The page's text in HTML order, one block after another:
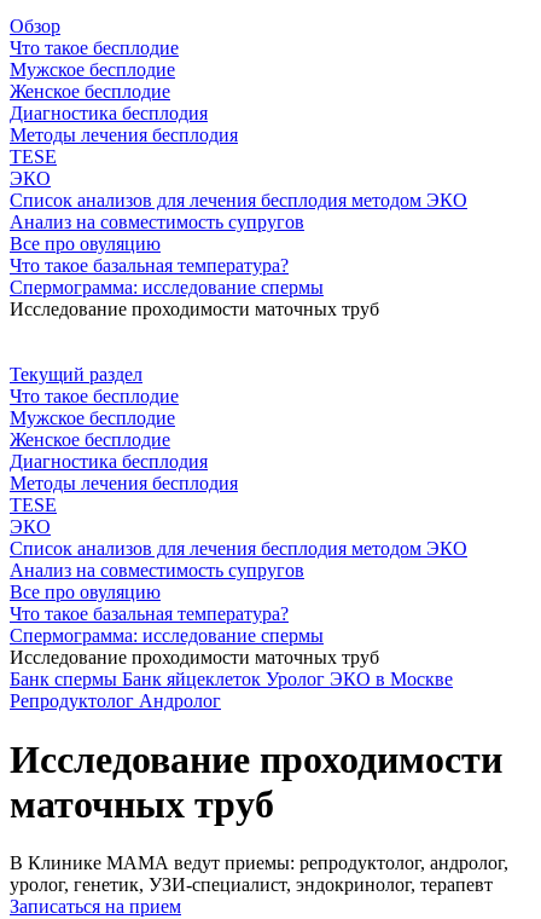
Обзор
Что такое бесплодие
Мужское бесплодие
Женское бесплодие
Диагностика бесплодия
Методы лечения бесплодия
TESE
ЭКО
Список анализов для лечения бесплодия методом ЭКО
Анализ на совместимость супругов
Все про овуляцию
Что такое базальная температура?
Спермограмма: исследование спермы
Исследование проходимости маточных труб
Текущий раздел
Что такое бесплодие
Мужское бесплодие
Женское бесплодие
Диагностика бесплодия
Методы лечения бесплодия
TESE
ЭКО
Список анализов для лечения бесплодия методом ЭКО
Анализ на совместимость супругов
Все про овуляцию
Что такое базальная температура?
Спермограмма: исследование спермы
Исследование проходимости маточных труб
Банк спермы Банк яйцеклеток Уролог ЭКО в Москве
Репродуктолог Андролог
Исследование проходимости
маточных труб
В Клинике МАМА ведут приемы: репродуктолог, андролог,
уролог, генетик, УЗИ-специалист, эндокринолог, терапевт
Записаться на прием